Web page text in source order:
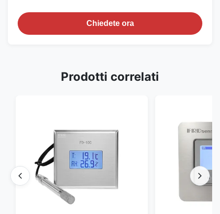
Chiedete ora
Prodotti correlati